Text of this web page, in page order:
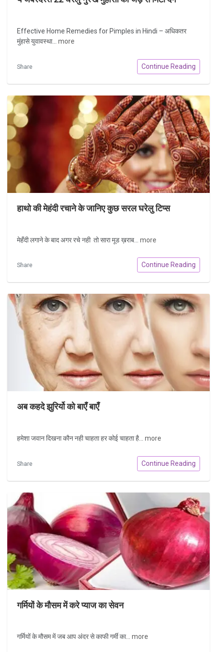
Effective Home Remedies for Pimples in Hindi – अधिकतर
मुंहासे युवावस्था... more
Share Continue Reading
हाथो की मेहंदी रचाने के जानिए कुछ सरल घरेलु टिप्स
मेहँदी लगाने के बाद अगर रचे नही तो सारा मूड ख़राब... more
Share Continue Reading
अब कहदे झुरिर्यो को बाएँ बाएँ
हमेशा जवान दिखना कौन नही चाहता हर कोई चाहता है... more
Share Continue Reading
गर्मियों के मौसम में करे प्याज का सेवन
गर्मियों के मौसम में जब आप अंदर से काफी गर्मी का... more